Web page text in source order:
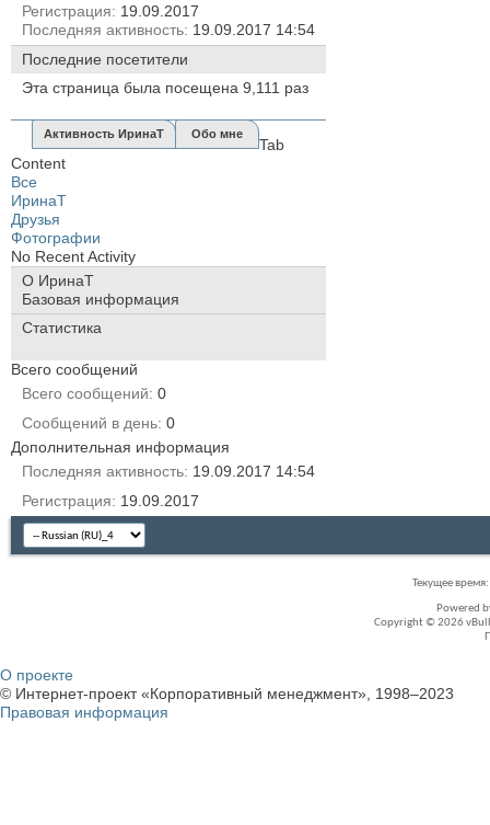
Регистрация
19.09.2017
Последняя активность 19.09.2017 14:54
Последние посетители
Эта страница была посещена 9,111 раз
Активность ИринаТ Обо мне
Tab
Content
Все
ИринаТ
Друзья
Фотографии
No Recent Activity
О ИринаТ
Базовая информация
Статистика
Всего сообщений
Всего сообщений 0
Сообщений в день 0
Дополнительная информация
Последняя активность 19.09.2017 14:54
Регистрация
19.09.2017
Текущее время:
Powered
Copyright © 2026
О проекте
© Интернет-проект «Корпоративный менеджмент», 1998–2023
Правовая информация